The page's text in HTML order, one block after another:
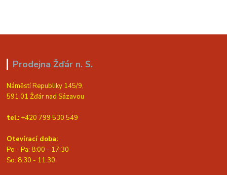
Prodejna Žďár n. S.
Náměstí Republiky 145/9,
591 01 Žďár nad Sázavou
tel.: +420 799 530 549
Otevírací doba:
Po - Pa: 8:00 - 17:30
So: 8:30 - 11:30